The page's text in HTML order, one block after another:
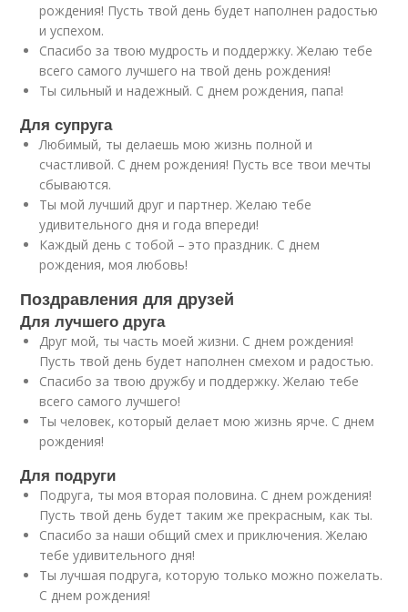
рождения! Пусть твой день будет наполнен радостью
и успехом.
Спасибо за твою мудрость и поддержку. Желаю тебе
всего самого лучшего на твой день рождения!
Ты сильный и надежный. С днем рождения, папа!
Для супруга
Любимый, ты делаешь мою жизнь полной и
счастливой. С днем рождения! Пусть все твои мечты
сбываются.
Ты мой лучший друг и партнер. Желаю тебе
удивительного дня и года впереди!
Каждый день с тобой – это праздник. С днем
рождения, моя любовь!
Поздравления для друзей
Для лучшего друга
Друг мой, ты часть моей жизни. С днем рождения!
Пусть твой день будет наполнен смехом и радостью.
Спасибо за твою дружбу и поддержку. Желаю тебе
всего самого лучшего!
Ты человек, который делает мою жизнь ярче. С днем
рождения!
Для подруги
Подруга, ты моя вторая половина. С днем рождения!
Пусть твой день будет таким же прекрасным, как ты.
Спасибо за наши общий смех и приключения. Желаю
тебе удивительного дня!
Ты лучшая подруга, которую только можно пожелать.
С днем рождения!